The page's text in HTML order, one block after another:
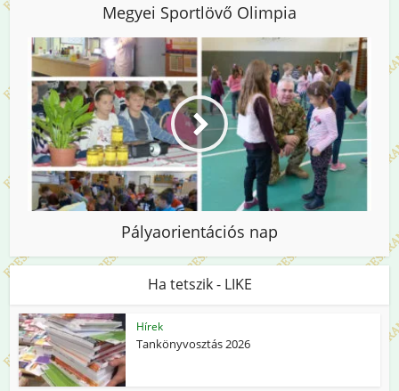
Megyei Sportlövő Olimpia
Pályaorientációs nap
Ha tetszik - LIKE
Hírek
Tankönyvosztás 2026